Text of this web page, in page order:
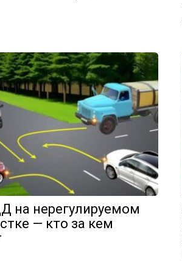
на нерегулируемом
— кто за кем